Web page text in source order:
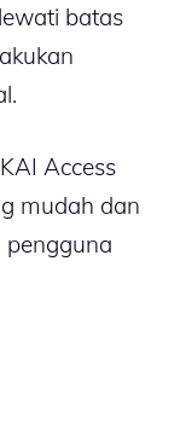
batas
Access
mudah dan
pengguna